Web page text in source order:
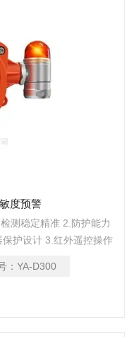
度预警
测稳定精准 2.防护能力
护设计 3.红外遥控操作
号，PowerBus二总线
扰,传输距离3-5公里，
： YA-D300